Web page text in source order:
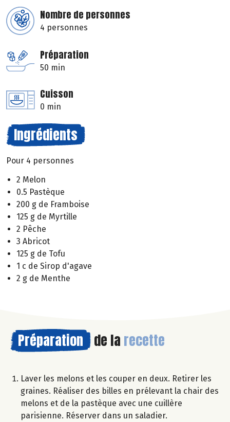
Nombre de personnes
4 personnes
Préparation
50 min
Cuisson
0 min
Ingrédients
Pour 4 personnes
2 Melon
0.5 Pastèque
200 g de Framboise
125 g de Myrtille
2 Pêche
3 Abricot
125 g de Tofu
1 c de Sirop d'agave
2 g de Menthe
Préparation de la recette
Laver les melons et les couper en deux. Retirer les
graines. Réaliser des billes en prélevant la chair des
melons et de la pastèque avec une cuillère
parisienne. Réserver dans un saladier.